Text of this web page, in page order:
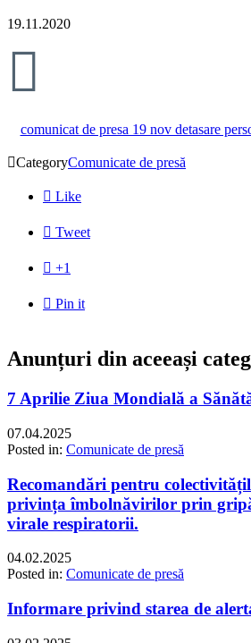
19.11.2020

comunicat de presa 19 nov detasare
CategoryComunicate de presă
 Like
 Tweet
 +1
 Pin it
Anunțuri din aceeași
7 Aprilie Ziua Mondială a
07.04.2025
Posted in: Comunicate de presă
Recomandări pentru
privința îmbolnăvirilor prin
virale respiratorii.
04.02.2025
Posted in: Comunicate de presă
Informare privind starea de